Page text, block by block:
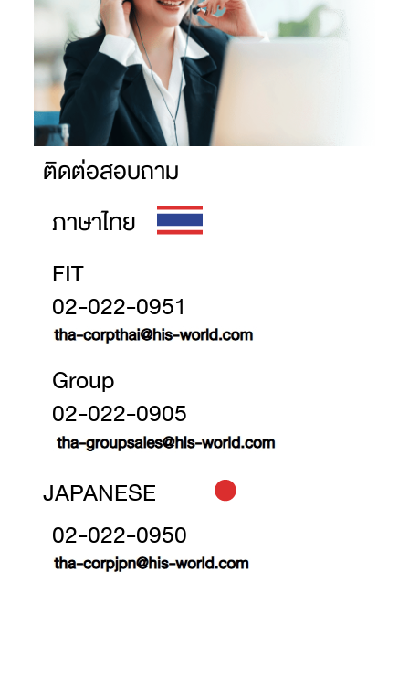
ติดต่อสอบถาม
ภาษาไทย
FIT
02-022-0951
Group
02-022-0905
JAPANESE
02-022-0950